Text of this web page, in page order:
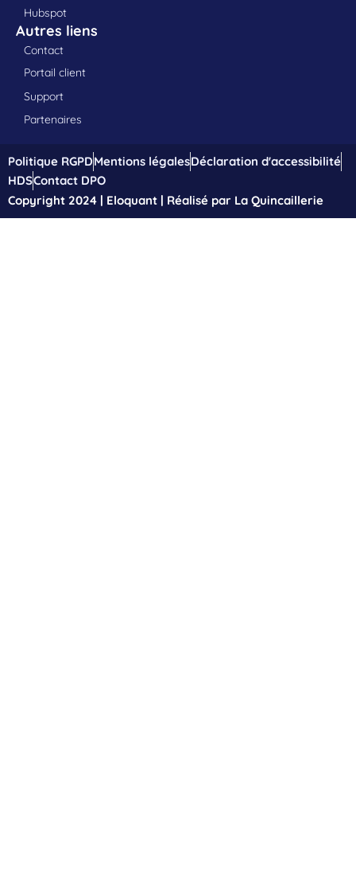
Hubspot
Autres liens
Contact
Portail client
Support
Partenaires
Politique RGPDMentions légalesDéclaration d'accessibilité
HDSContact DPO
Copyright 2024 | Eloquant | Réalisé par La Quincaillerie